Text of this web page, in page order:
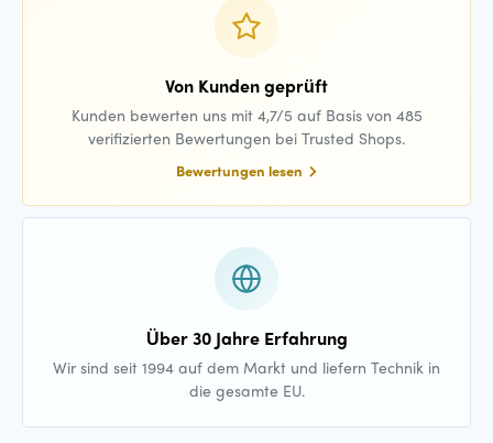
Von Kunden geprüft
Kunden bewerten uns mit 4,7/5 auf Basis von 485
verifizierten Bewertungen bei Trusted Shops.
Bewertungen lesen
Über 30 Jahre Erfahrung
Wir sind seit 1994 auf dem Markt und liefern Technik in
die gesamte EU.